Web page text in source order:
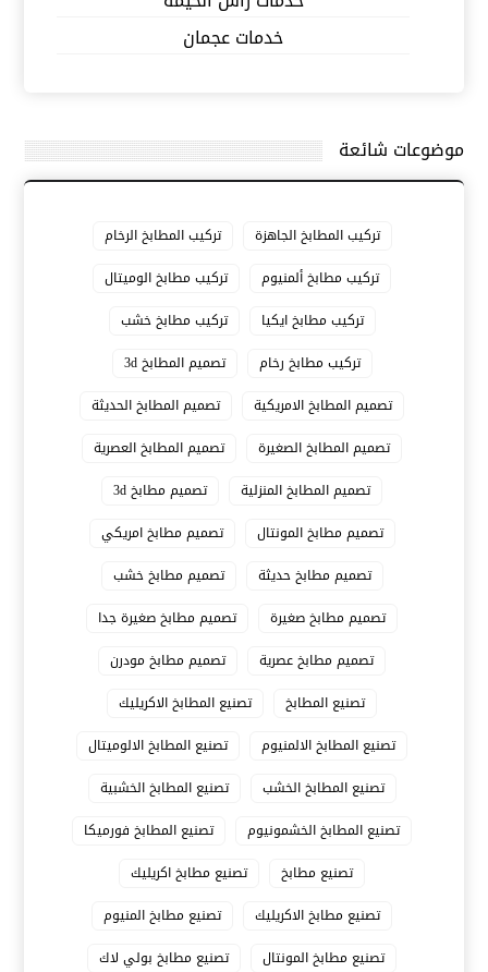
خدمات عجمان
موضوعات شائعة
تركيب المطابخ الجاهزة
تركيب المطابخ الرخام
تركيب مطابخ ألمنيوم
تركيب مطابخ الوميتال
تركيب مطابخ ايكيا
تركيب مطابخ خشب
تركيب مطابخ رخام
تصميم المطابخ 3d
تصميم المطابخ الامريكية
تصميم المطابخ الحديثة
تصميم المطابخ الصغيرة
تصميم المطابخ العصرية
تصميم المطابخ المنزلية
تصميم مطابخ 3d
تصميم مطابخ المونتال
تصميم مطابخ امريكي
تصميم مطابخ حديثة
تصميم مطابخ خشب
تصميم مطابخ صغيرة
تصميم مطابخ صغيرة جدا
تصميم مطابخ عصرية
تصميم مطابخ مودرن
تصنيع المطابخ
تصنيع المطابخ الاكريليك
تصنيع المطابخ الالمنيوم
تصنيع المطابخ الالوميتال
تصنيع المطابخ الخشب
تصنيع المطابخ الخشبية
تصنيع المطابخ الخشمونيوم
تصنيع المطابخ فورميكا
تصنيع مطابخ
تصنيع مطابخ اكريليك
تصنيع مطابخ الاكريليك
تصنيع مطابخ المنيوم
تصنيع مطابخ المونتال
تصنيع مطابخ بولي لاك